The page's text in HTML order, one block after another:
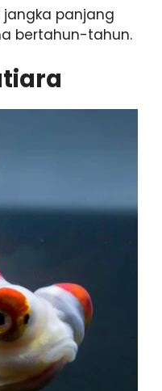
panjang
bertahun-tahun.